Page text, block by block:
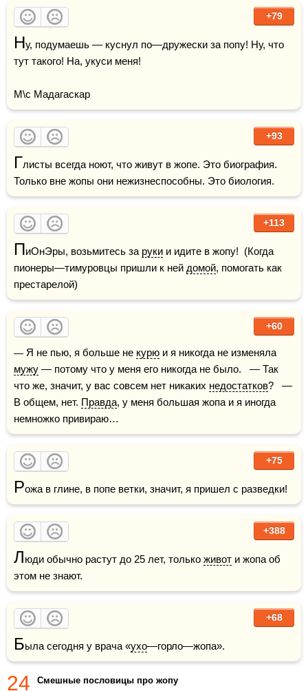
+79
Ну, подумаешь — куснул по—дружески за попу! Ну, что
тут такого! На, укуси меня!
М\с Мадагаскар
+93
Глисты всегда ноют, что живут в жопе. Это биография.
Только вне жопы они нежизнеспособны. Это биология.
+113
ПиОнЭры, возьмитесь за руки и идите в жопу!  (Когда
пионеры—тимуровцы пришли к ней домой, помогать как
престарелой)
+60
— Я не пью, я больше не курю
мужу — потому что у меня его никогда не было.   — Так
что же, значит, у вас совсем нет никаких недостатков?   —
В общем, нет. Правда, у меня большая жопа и я иногда
немножко привираю…
+75
Р
+388
Люди обычно растут до 25 лет, только живот и жопа об
этом не знают.
+68
Была сегодня у врача «ухо—горло—жопа».
24 Смешные пословицы про жопу